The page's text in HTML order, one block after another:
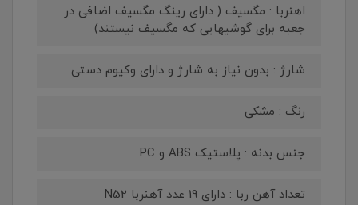
اهنربا : مگسیف ( دارای رینگ مگسیف اضافی در
جعبه برای گوشیهایی که مگسیف نیستند)
شارژ : بدون نیاز به شارژ و دارای وکیوم دستی
رنگ : مشکی
جنس بدنه : پلاستیک ABS و PC
تعداد آهن ربا : دارای 19 عدد آهنربا N52